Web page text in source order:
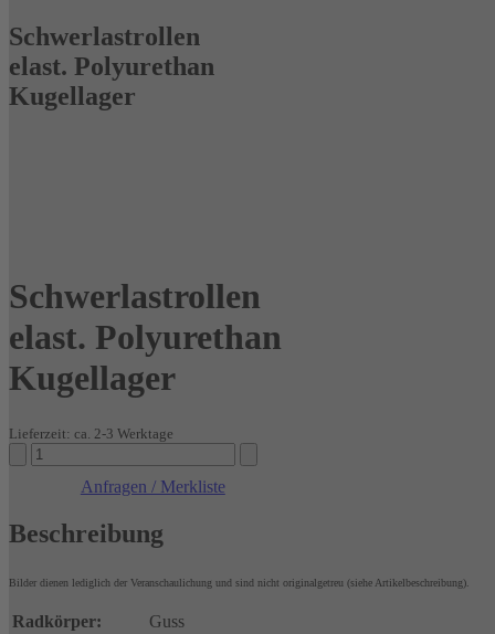
Schwerlastrollen
elast. Polyurethan
Kugellager
Schwerlastrollen
elast. Polyurethan
Kugellager
Lieferzeit: ca. 2-3 Werktage
Schwerlastrollen
elast.
Polyurethan
Menge
Anfragen / Merkliste
Beschreibung
Bilder dienen lediglich der Veranschaulichung und sind nicht originalgetreu (siehe Artikelbeschreibung).
Radkörper:
Guss